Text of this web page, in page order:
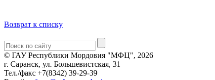
Возврат к списку
© ГАУ Республики Мордовия "МФЦ", 2026
г. Саранск, ул. Большевистская, 31
Тел./факс +7(8342) 39-29-39